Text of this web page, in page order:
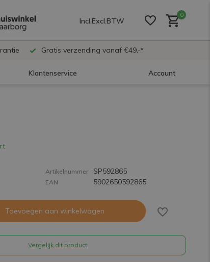
Incl.Excl.BTW
0
Gratis verzending vanaf €49,-*
Klantenservice Account
Artikelnummer SP592865
EAN 5902650592865
Toevoegen aan winkelwagen
Vergelijk dit product